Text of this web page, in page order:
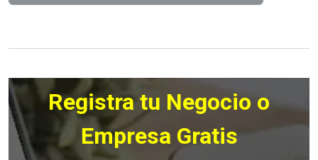
Registra tu Negocio o
Empresa Gratis